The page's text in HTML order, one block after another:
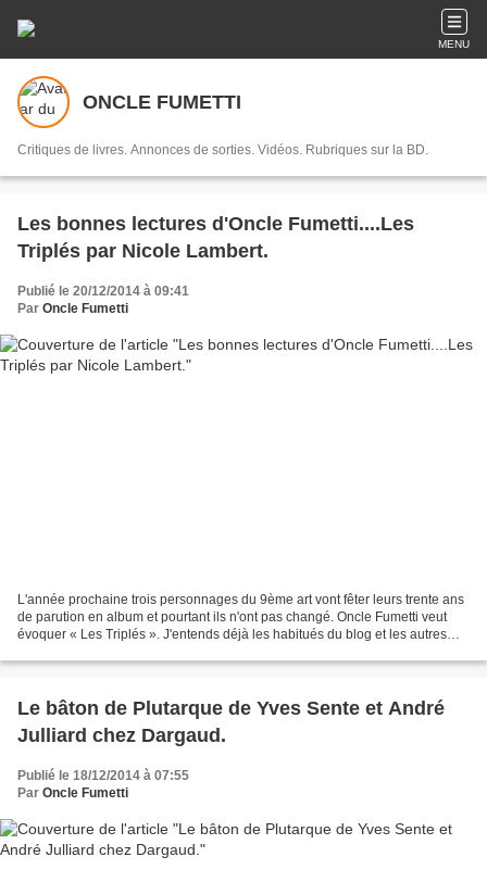
MENU
ONCLE FUMETTI
Critiques de livres. Annonces de sorties. Vidéos. Rubriques sur la BD.
Les bonnes lectures d'Oncle Fumetti....Les
Triplés par Nicole Lambert.
Publié le 20/12/2014 à 09:41
Par Oncle Fumetti
L'année prochaine trois personnages du 9ème art vont fêter leurs trente ans
de parution en album et pourtant ils n'ont pas changé. Oncle Fumetti veut
évoquer « Les Triplés ». J'entends déjà les habitués du blog et les autres
Le bâton de Plutarque de Yves Sente et André
Julliard chez Dargaud.
Publié le 18/12/2014 à 07:55
Par Oncle Fumetti